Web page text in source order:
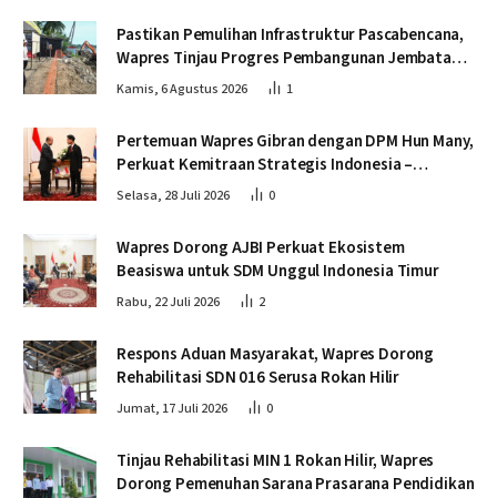
Pastikan Pemulihan Infrastruktur Pascabencana,
Wapres Tinjau Progres Pembangunan Jembatan
Krueng Tingkeum Bireuen
Kamis, 6 Agustus 2026 1
Pertemuan Wapres Gibran dengan DPM Hun Many,
Perkuat Kemitraan Strategis Indonesia –
Kamboja
Selasa, 28 Juli 2026 0
Wapres Dorong AJBI Perkuat Ekosistem
Beasiswa untuk SDM Unggul Indonesia Timur
Rabu, 22 Juli 2026 2
Respons Aduan Masyarakat, Wapres Dorong
Rehabilitasi SDN 016 Serusa Rokan Hilir
Jumat, 17 Juli 2026 0
Tinjau Rehabilitasi MIN 1 Rokan Hilir, Wapres
Dorong Pemenuhan Sarana Prasarana Pendidikan